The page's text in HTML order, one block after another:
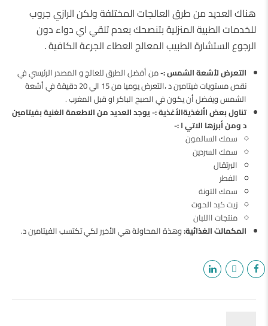
هناك العديد من طرق العالجات المختلفة ولكن الرازي جروب
للخدمات الطبية المنزلية بتنصحك بعدم تلقي اي دواء دون
الرجوع الستشارة الطبيب المعالج العطاء الجرعة الكافية .
التعرض لأشعة الشمس :-من أفضل الطرق للعالج و المصدر الرئيسي في
نقص مستويات فيتامين د ،التعرض يوميا من 15 الي 20 دقيقة في أشعة
الشمس ويفضل أن يكون في الصبح الباكر او قبل المغرب .
تناول بعض األغذيةالأغذية :- يوجد العديد من الاطعمة الغنية بفيتامين
د ومن أبرزها الاتي ا :-
سمك السالمون
سمك السردين
البرتقال
الفطر
سمك التونة
زيت كبد الحوت
منتجات االلبان
المكمالت الغذائية:وهذة المحاولة هي الأخير لكي تكتسب الفيتامين د.